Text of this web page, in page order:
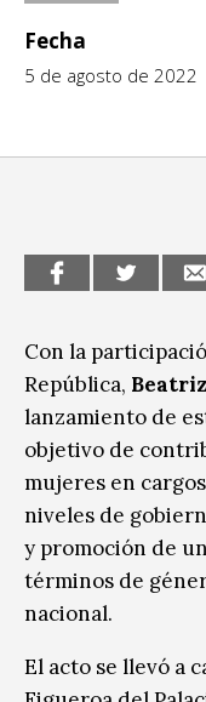
CCE en el interior/
Espacio
Exposiciones
Formación
Medio Ambiente
Música
Sin categoría
Fecha
5 de agosto de 2022
Con la
República,
lanzamiento de
objetivo de
mujeres en
niveles de
y promoción de
términos de
nacional.
El acto se llevó a